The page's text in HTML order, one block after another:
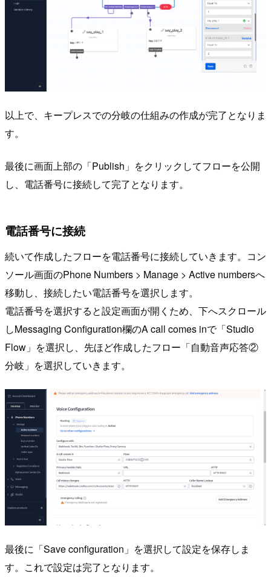
以上で、キープレスでの分岐の仕組みの作成が完了となりま
す。
最後に画面上部の「Publish」をクリックしてフローを公開
し、電話番号に接続して完了となります。
電話番号に接続
続いて作成したフローを電話番号に接続していきます。コン
ソール画面のPhone Numbers > Manage > Active numbersへ
移動し、接続したい電話番号を選択します。
電話番号を選択すると設定画面が開くため、下へスクロール
しMessaging Configuration欄のA call comes inで「Studio
Flow」を選択し、先ほど作成したフロー「自動音声応答②
分岐」を選択していきます。
最後に「Save configuration」を選択して設定を保存しま
す。これで設定は完了となります。